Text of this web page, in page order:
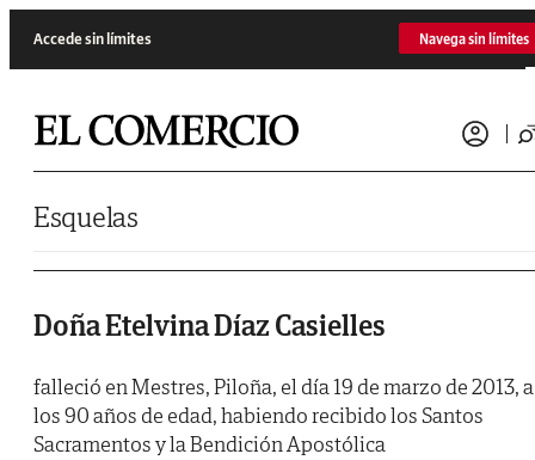
Accede sin límites Navega sin límites
Esquelas
Doña Etelvina Díaz Casielles
falleció en Mestres, Piloña, el día 19 de marzo de 2013, a
los 90 años de edad, habiendo recibido los Santos
Sacramentos y la Bendición Apostólica